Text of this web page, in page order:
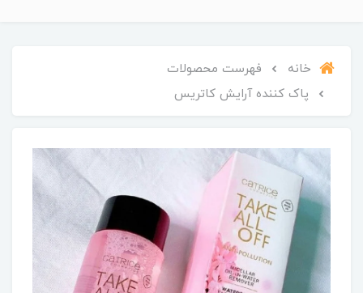
خانه
فهرست محصولات
پاک کننده آرایش کاتریس